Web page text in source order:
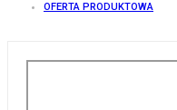
OFERTA PRODUKTOWA